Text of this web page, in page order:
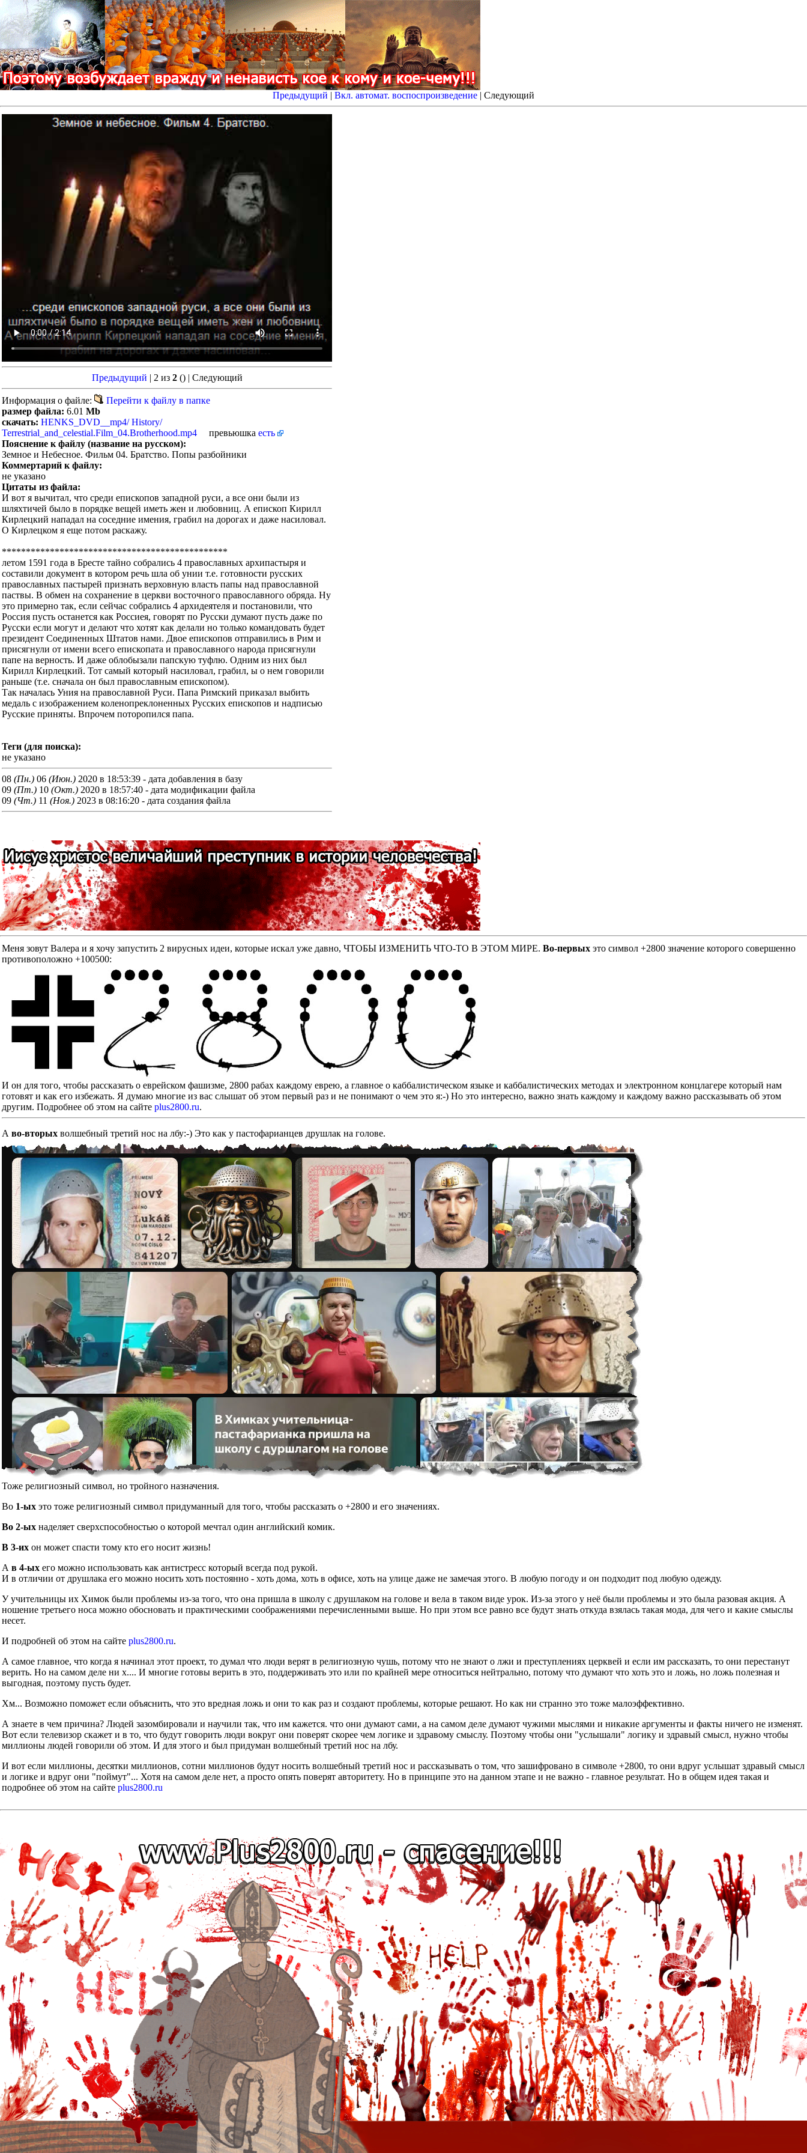
Предыдущий | Вкл. автомат. воспоспроизведение | Следующий
Предыдущий | 2 из 2 ()| Следующий
Информация о файле:
Перейти к файлу в папке
размер файла: 6.01 Mb
скачать: HENKS_DVD__mp4/ History/
Terrestrial_and_celestial.Film_04.Brotherhood.mp4 превьюшка есть
Пояснение к файлу (название на русском):
Земное и Небесное. Фильм 04. Братство. Попы разбойники
Коммертарий к файлу:
не указано
Цитаты из файла:
И вот я вычитал, что среди епископов западной руси, а все они были из
шляхтичей было в порядке вещей иметь жен и любовниц. А епископ Кирилл
Кирлецкий нападал на соседние имения, грабил на дорогах и даже насиловал.
О Кирлецком я еще потом раскажу.
***********************************************
летом 1591 года в Бресте тайно собрались 4 православных архипастыря и
составили документ в котором речь шла об унии т.е. готовности русских
православных пастырей признать верховную власть папы над православной
паствы. В обмен на сохранение в церкви восточного православного обряда. Ну
это примерно так, если сейчас собрались 4 архидеятеля и постановили, что
Россия пусть останется как Россиея, говорят по Русски думают пусть даже по
Русски если могут и делают что хотят как делали но только командовать будет
президент Соединенных Штатов нами. Двое епископов отправились в Рим и
присягнули от имени всего епископата и православного народа присягнули
папе на верность. И даже облобызали папскую туфлю. Одним из них был
Кирилл Кирлецкий. Тот самый который насиловал, грабил, ы о нем говорили
раньше (т.е. сначала он был православным епископом).
Так началась Уния на православной Руси. Папа Римский приказал выбить
медаль с изображением коленопреклоненных Русских епископов и надписью
Русские приняты. Впрочем поторопился папа.
Теги (для поиска):
не указано
08 (Пн.) 06 (Июн.) 2020 в 18:53:39 - дата добавления в базу
09 (Пт.) 10 (Окт.) 2020 в 18:57:40 - дата модификации файла
09 (Чт.) 11 (Ноя.) 2023 в 08:16:20 - дата создания файла
Меня зовут Валера и я хочу запустить 2 вирусных идеи, которые искал уже давно, ЧТОБЫ ИЗМЕНИТЬ ЧТО-ТО В ЭТОМ МИРЕ. Во-первых это символ +2800 значение которого совершенно
противоположно +100500:
И он для того, чтобы рассказать о еврейском фашизме, 2800 рабах каждому еврею, а главное о каббалистическом языке и каббалистических методах и электронном концлагере который нам
готовят и как его избежать. Я думаю многие из вас слышат об этом первый раз и не понимают о чем это я:-) Но это интересно, важно знать каждому и каждому важно рассказывать об этом
другим. Подробнее об этом на сайте plus2800.ru.
А во-вторых волшебный третий нос на лбу:-) Это как у пастофарианцев друшлак на голове.
Тоже религиозный символ, но тройного назначения.
Во 1-ых это тоже религиозный символ придуманный для того, чтобы рассказать о +2800 и его значениях.
Во 2-ых наделяет сверхспособностью о которой мечтал один английский комик.
В 3-их он может спасти тому кто его носит жизнь!
А в 4-ых его можно использовать как антистресс который всегда под рукой.
И в отличии от друшлака его можно носить хоть постоянно - хоть дома, хоть в офисе, хоть на улице даже не замечая этого. В любую погоду и он подходит под любую одежду.
У учительницы их Химок были проблемы из-за того, что она пришла в школу с друшлаком на голове и вела в таком виде урок. Из-за этого у неё были проблемы и это была разовая акция. А
ношение третьего носа можно обосновать и практическими соображениями перечисленными выше. Но при этом все равно все будут знать откуда взялась такая мода, для чего и какие смыслы
несет.
И подробней об этом на сайте plus2800.ru.
А самое главное, что когда я начинал этот проект, то думал что люди верят в религиозную чушь, потому что не знают о лжи и преступлениях церквей и если им рассказать, то они перестанут
верить. Но на самом деле ни х.... И многие готовы верить в это, поддерживать это или по крайней мере относиться нейтрально, потому что думают что хоть это и ложь, но ложь полезная и
выгодная, поэтому пусть будет.
Хм... Возможно поможет если объяснить, что это вредная ложь и они то как раз и создают проблемы, которые решают. Но как ни странно это тоже малоэффективно.
А знаете в чем причина? Людей зазомбировали и научили так, что им кажется. что они думают сами, а на самом деле думают чужими мыслями и никакие аргументы и факты ничего не изменят.
Вот если телевизор скажет и в то, что будут говорить люди вокруг они поверят скорее чем логике и здравому смыслу. Поэтому чтобы они "услышали" логику и здравый смысл, нужно чтобы
миллионы людей говорили об этом. И для этого и был придуман волшебный третий нос на лбу.
И вот если миллионы, десятки миллионов, сотни миллионов будут носить волшебный третий нос и рассказывать о том, что зашифровано в символе +2800, то они вдруг услышат здравый смысл
и логике и вдруг они "поймут"... Хотя на самом деле нет, а просто опять поверят авторитету. Но в принципе это на данном этапе и не важно - главное результат. Но в общем идея такая и
подробнее об этом на сайте plus2800.ru